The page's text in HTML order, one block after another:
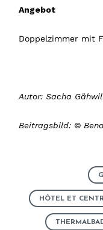
Angebot
Doppelzimmer mit
Autor: Sacha
Beitragsbild: ©
HÔTEL ET